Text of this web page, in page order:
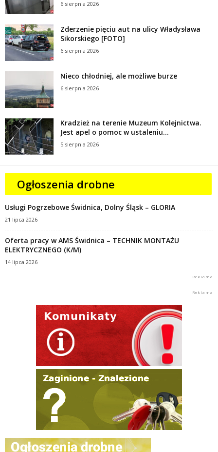
6 sierpnia 2026
Zderzenie pięciu aut na ulicy Władysława
Sikorskiego [FOTO]
6 sierpnia 2026
Nieco chłodniej, ale możliwe burze
6 sierpnia 2026
Kradzież na terenie Muzeum Kolejnictwa.
Jest apel o pomoc w ustaleniu...
5 sierpnia 2026
Ogłoszenia drobne
Usługi Pogrzebowe Świdnica, Dolny Śląsk – GLORIA
21 lipca 2026
Oferta pracy w AMS Świdnica – TECHNIK MONTAŻU
ELEKTRYCZNEGO (K/M)
14 lipca 2026